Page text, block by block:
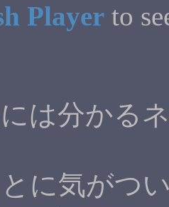
Player to
は分かる
に気がつ